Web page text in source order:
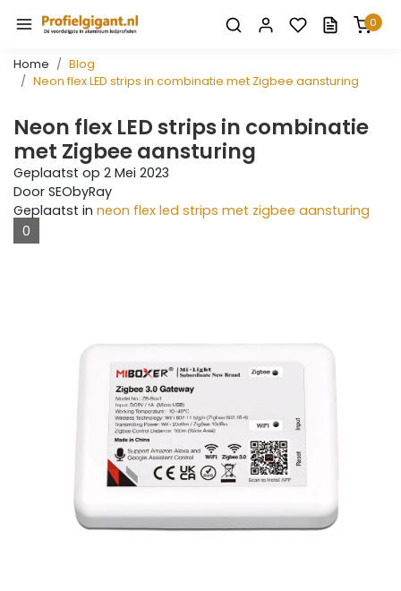
0
Home
Blog
Neon flex LED strips in combinatie met Zigbee aansturing
Neon flex LED strips in combinatie
met Zigbee aansturing
Geplaatst op 2 Mei 2023
Door SEObyRay
Geplaatst in neon flex led strips met zigbee aansturing
0